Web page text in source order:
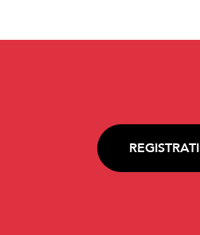
REGISTRATI